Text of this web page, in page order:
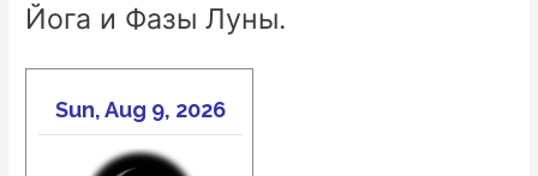
Йога и Фазы Луны.